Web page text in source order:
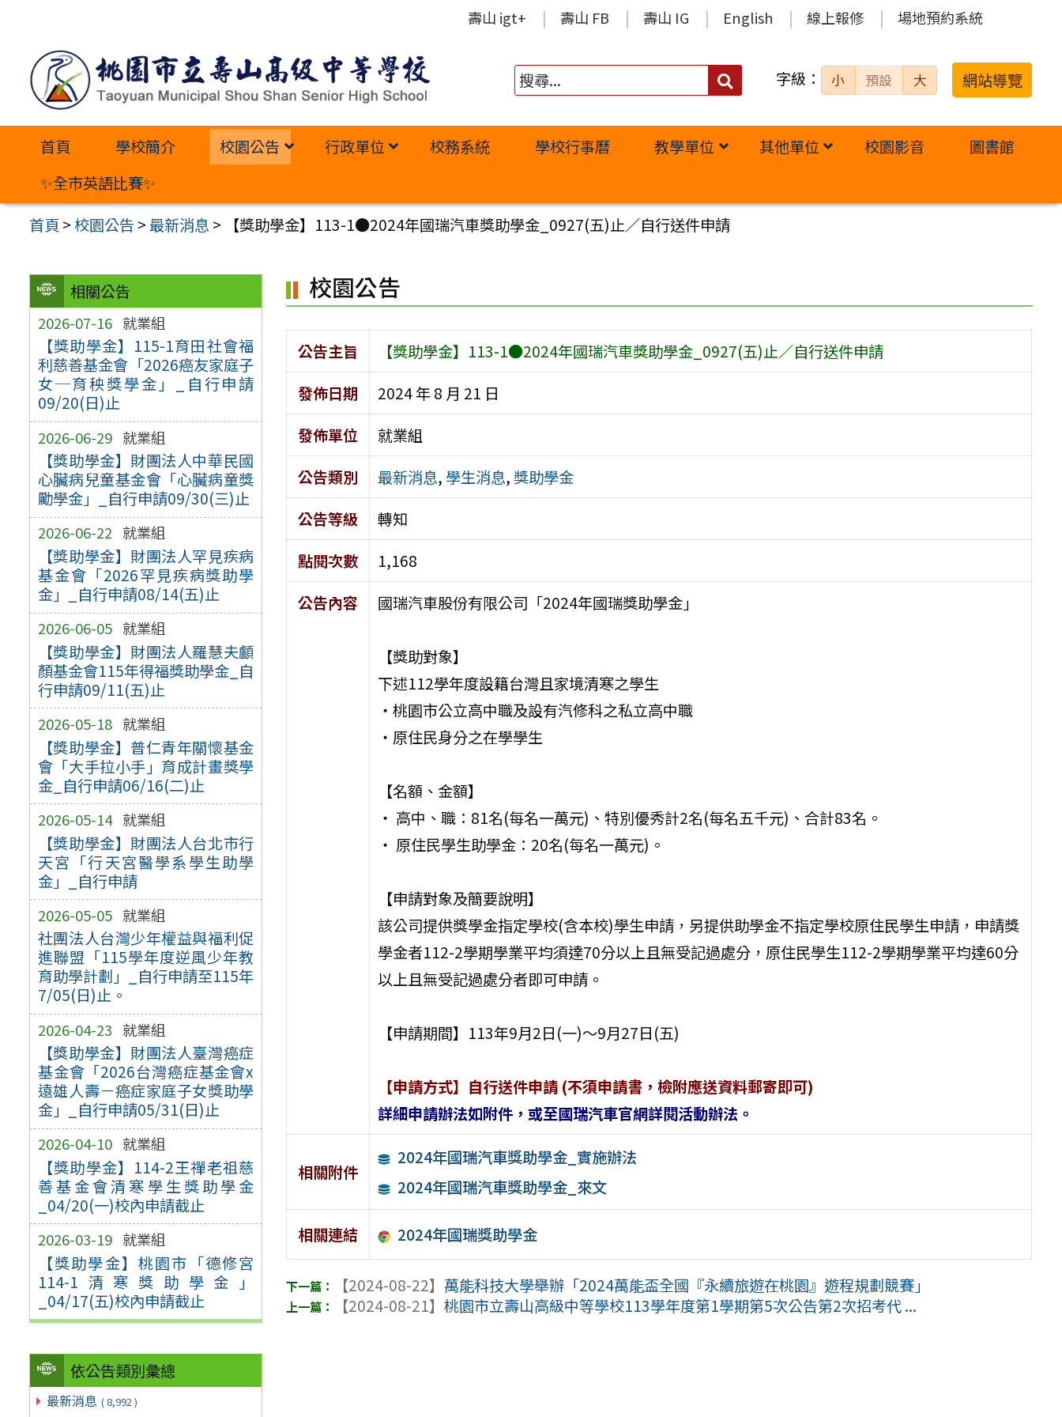
內
壽山 igt+ 壽山 FB 壽山 IG English 線上報修 場地預約系統
搜
字級： 小 預設 大 網站導覽
首頁 學校簡介 校園公告 行政單位 校務系統 學校行事曆 教學單位 其他單位 校園影音
圖書館
✨全市英語比賽✨
首頁 >校園公告 >最新消息 > 【獎助學金】113-1●2024年國瑞汽車獎助學金_0927(五)止／自行送件申請
相關公告
2026-07-16 就業組
【獎助學金】115-1育田社會福
利慈善基金會「2026癌友家庭子
女─育秧獎學金」_自行申請
09/20(日)止
2026-06-29 就業組
【獎助學金】財團法人中華民國
心臟病兒童基金會「心臟病童獎
勵學金」_自行申請09/30(三)止
2026-06-22 就業組
【獎助學金】財團法人罕見疾病
基金會「2026罕見疾病獎助學
金」_自行申請08/14(五)止
2026-06-05 就業組
【獎助學金】財團法人羅慧夫顱
顏基金會115年得福獎助學金_自
行申請09/11(五)止
2026-05-18 就業組
【獎助學金】普仁青年關懷基金
會「大手拉小手」育成計畫獎學
金_自行申請06/16(二)止
2026-05-14 就業組
【獎助學金】財團法人台北市行
天宮「行天宮醫學系學生助學
金」_自行申請
2026-05-05 就業組
社團法人台灣少年權益與福利促
進聯盟「115學年度逆風少年教
育助學計劃」_自行申請至115年
7/05(日)止。
2026-04-23 就業組
【獎助學金】財團法人臺灣癌症
基金會「2026台灣癌症基金會x
遠雄人壽－癌症家庭子女獎助學
金」_自行申請05/31(日)止
2026-04-10 就業組
【獎助學金】114-2王禪老祖慈
善基金會清寒學生獎助學金
_04/20(一)校內申請截止
2026-03-19 就業組
【獎助學金】桃園市「德修宮
114-1清寒獎助學金」
_04/17(五)校內申請截止
依公告類別彙總
最新消息 ( 8,992 )
校園公告
公告主旨
【獎助學金】113-1●2024年國瑞汽車獎助學金_0927(五)止／自行送件申請
發佈日期
2024 年 8 月 21 日
發佈單位
就業組
公告類別
最新消息, 學生消息, 獎助學金
公告等級
轉知
點閱次數
1,168
公告內容
國瑞汽車股份有限公司「2024年國瑞獎助學金」
【獎助對象】
下述112學年度設籍台灣且家境清寒之學生
‧桃園市公立高中職及設有汽修科之私立高中職
‧原住⺠⾝分之在學學生
【名額、金額】
‧ 高中、職：81名(每名⼀萬元)、特別優秀計2名(每名五千元)、合計83名。
‧ 原住⺠學生助學金：20名(每名⼀萬元)。
【申請對象及簡要說明】
該公司提供獎學金指定學校(含本校)學生申請，另提供助學金不指定學校原住民學生申請，申請獎
學金者112-2學期學業平均須達70分以上且無受記過處分，原住民學生112-2學期學業平均達60分
以上且無受記過處分者即可申請。
【申請期間】113年9月2日(⼀)～9月27日(五)
【申請方式】自行送件申請 (不須申請書，檢附應送資料郵寄即可)
詳細申請辦法如附件，或至國瑞汽車官網詳閱活動辦法。
相關附件
2024年國瑞汽車獎助學金_實施辦法
2024年國瑞汽車獎助學金_來文
相關連結 2024年國瑞獎助學金
【2024-08-22】 萬能科技大學舉辦「2024萬能盃全國『永續旅遊在桃園』遊程規劃競賽」
【2024-08-21】桃園市立壽山高級中等學校113學年度第1學期第5次公告第2次招考代 ...